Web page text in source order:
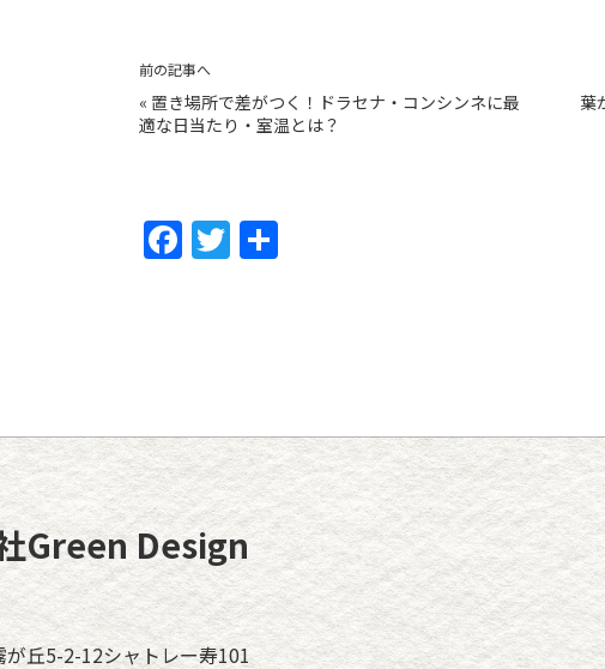
前の記事へ
« 置き場所で差がつく！ドラセナ・コンシンネに最
適な日当たり・室温とは？
葉
F
o
o
k
T
Green Design
丘5-2-12シャトレー寿101